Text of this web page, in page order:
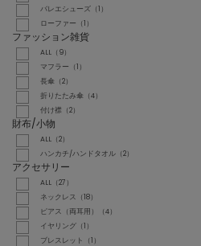
バレエシューズ（1）
ローファー（1）
ファッション雑貨
ALL（9）
マフラー（1）
長傘（2）
折りたたみ傘（4）
付け襟（2）
財布/小物
ALL（2）
ハンカチ/ハンドタオル（2）
アクセサリー
ALL（27）
ネックレス（18）
ピアス（両耳用）（4）
イヤリング（1）
ブレスレット（1）